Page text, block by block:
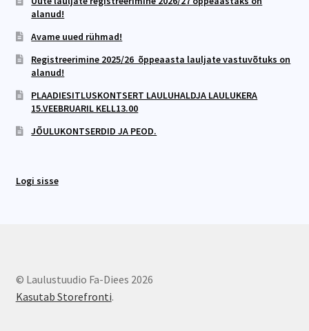
alanud!
Avame uued rühmad!
Registreerimine 2025/26 õppeaasta lauljate vastuvõtuks on
alanud!
PLAADIESITLUSKONTSERT LAULUHALDJA LAULUKERA
15.VEEBRUARIL KELL13.00
JÕULUKONTSERDID JA PEOD.
Logi sisse
© Laulustuudio Fa-Diees 2026
Kasutab Storefronti.